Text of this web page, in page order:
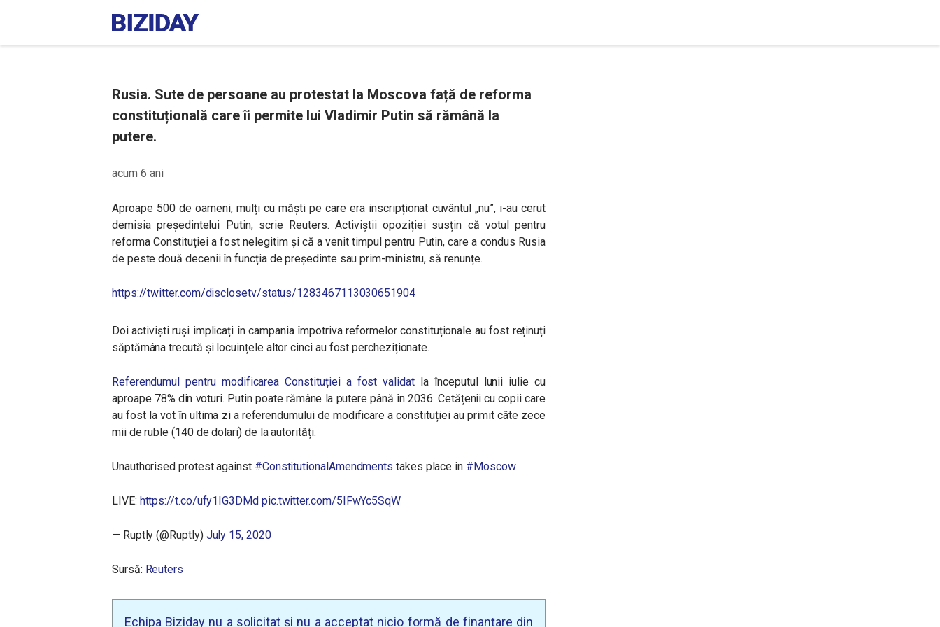
Rusia. Sute de persoane au protestat la Moscova față de reforma
constituțională care îi permite lui Vladimir Putin să rămână la
putere.
acum 6 ani
Aproape 500 de oameni, mulți cu măști pe care era inscripționat cuvântul „nu”, i-au cerut
demisia președintelui Putin, scrie Reuters. Activiștii opoziției susțin că votul pentru
reforma Constituției a fost nelegitim și că a venit timpul pentru Putin, care a condus Rusia
de peste două decenii în funcția de președinte sau prim-ministru, să renunțe.
https://twitter.com/disclosetv/status/1283467113030651904
Doi activiști ruși implicați în campania împotriva reformelor constituționale au fost reținuți
săptămâna trecută și locuințele altor cinci au fost percheziționate.
Referendumul pentru modificarea Constituției a fost validatla începutul lunii iulie cu
aproape 78% din voturi. Putin poate rămâne la putere până în 2036. Cetățenii cu copii care
au fost la vot în ultima zi a referendumului de modificare a constituției au primit câte zece
mii de ruble (140 de dolari) de la autorități.
Unauthorised protest against #ConstitutionalAmendments takes place in #Moscow
LIVE: https://t.co/ufy1IG3DMd pic.twitter.com/5IFwYc5SqW
— Ruptly (@Ruptly) July 15, 2020
Sursă: Reuters
Echipa Biziday nu a solicitat și nu a acceptat nicio formă de finanțare din